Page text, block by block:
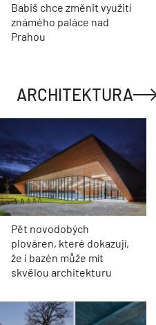
Babiš chce změnit využití
známého paláce nad
Prahou
ARCHITEKTURA
Pět novodobých
plováren, které dokazují,
že i bazén může mít
skvělou architekturu